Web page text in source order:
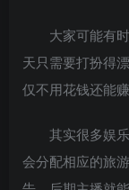
大家可能有
天只需要打扮得
仅不用花钱还能赚
其实很多娱
会分配相应的旅